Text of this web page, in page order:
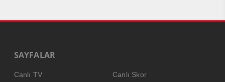
SAYFALAR
Canlı TV
Canlı Skor